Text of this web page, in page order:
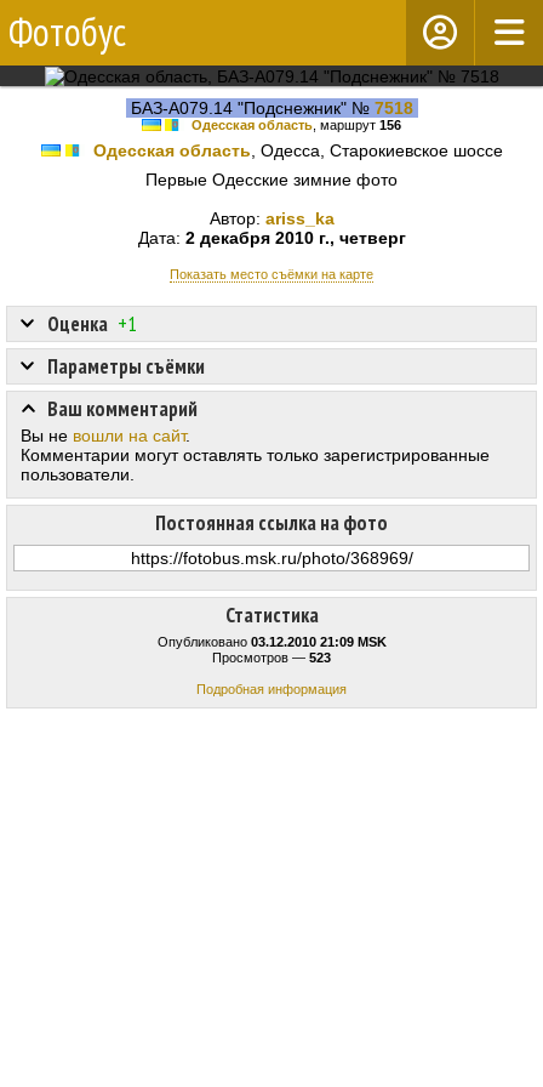
Фотобус
БАЗ-А079.14 "Подснежник" № 7518
Одесская область , маршрут 156
Одесская область , Одесса, Старокиевское шоссе
Первые Одесские зимние фото
Автор: ariss_ka
Дата: 2 декабря 2010 г., четверг
Показать место съёмки на карте
Статистика
Опубликовано 03.12.2010 21:09 MSK
Просмотров — 523
Подробная информация
Оценка +1
Постоянная ссылка на фото
Параметры съёмки
Ваш комментарий
Вы не вошли на сайт.
Комментарии могут оставлять только зарегистрированные
пользователи.